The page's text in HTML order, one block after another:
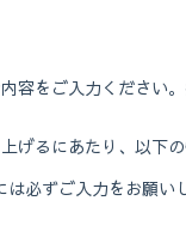
update-guide/